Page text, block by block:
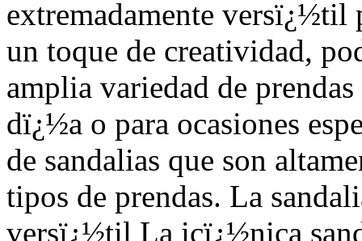
extremadamente versï¿½til
un toque de creatividad,
amplia variedad de
dï¿½a o para ocasiones
de sandalias que son
tipos de prendas. La
versï¿½til La icï¿½nica